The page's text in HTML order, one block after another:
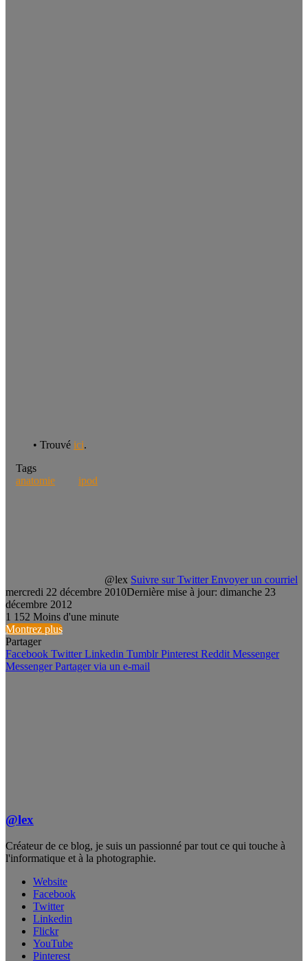
• Trouvé ici.
Tags
anatomie
ipod
@lex Suivre sur Twitter Envoyer un courriel
mercredi 22 décembre 2010Dernière mise à jour: dimanche 23
décembre 2012
1 152 Moins d'une minute
Montrez plus
Partager
Facebook Twitter Linkedin Tumblr Pinterest Reddit Messenger
Messenger Partager via un e-mail
@lex
Créateur de ce blog, je suis un passionné par tout ce qui touche à
l'informatique et à la photographie.
Website
Facebook
Twitter
Linkedin
Flickr
YouTube
Pinterest